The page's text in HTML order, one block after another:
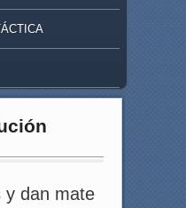
y dan mate